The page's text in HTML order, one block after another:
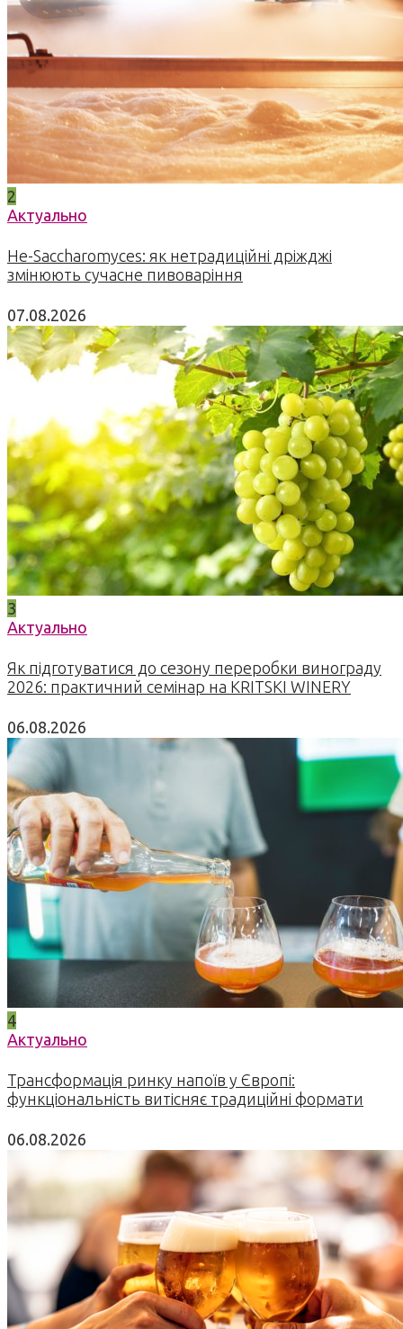
2
Актуально
Не-Saccharomyces: як нетрадиційні дріжджі
змінюють сучасне пивоваріння
07.08.2026
3
Актуально
Як підготуватися до сезону переробки винограду
2026: практичний семінар на KRITSKI WINERY
06.08.2026
4
Актуально
Трансформація ринку напоїв у Європі:
функціональність витісняє традиційні формати
06.08.2026